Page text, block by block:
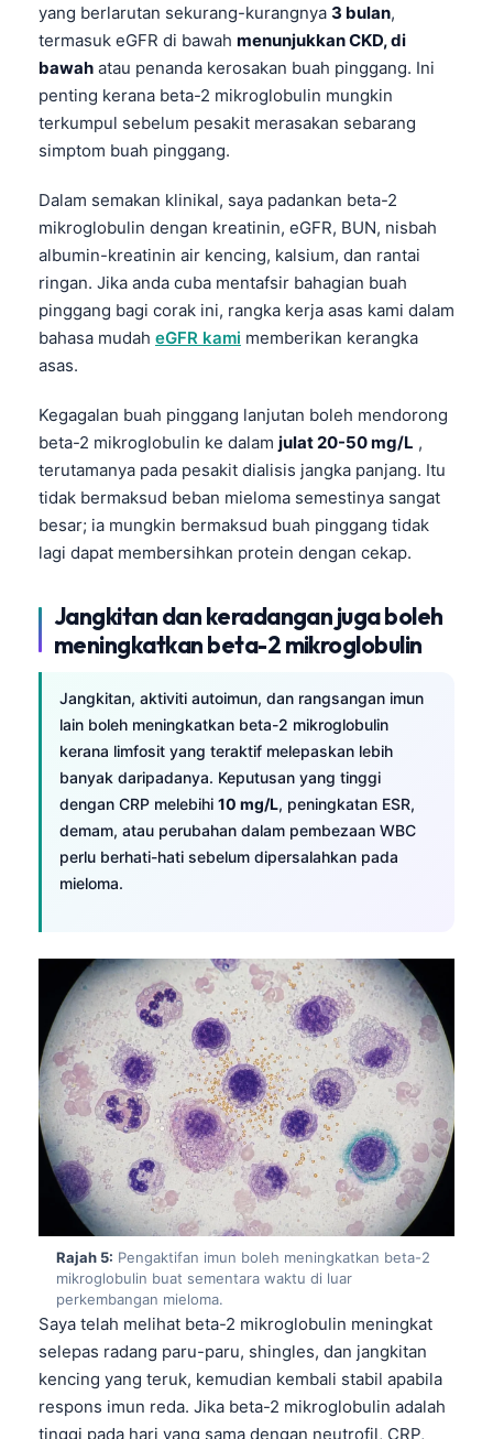
yang berlarutan sekurang-kurangnya 3 bulan,
termasuk eGFR di bawah menunjukkan CKD, di
bawah atau penanda kerosakan buah pinggang. Ini
penting kerana beta-2 mikroglobulin mungkin
terkumpul sebelum pesakit merasakan sebarang
simptom buah pinggang.
Dalam semakan klinikal, saya padankan beta-2
mikroglobulin dengan kreatinin, eGFR, BUN, nisbah
albumin-kreatinin air kencing, kalsium, dan rantai
ringan. Jika anda cuba mentafsir bahagian buah
pinggang bagi corak ini, rangka kerja asas kami dalam
bahasa mudah eGFR kami memberikan kerangka
asas.
Kegagalan buah pinggang lanjutan boleh mendorong
beta-2 mikroglobulin ke dalam julat 20-50 mg/L ,
terutamanya pada pesakit dialisis jangka panjang. Itu
tidak bermaksud beban mieloma semestinya sangat
besar; ia mungkin bermaksud buah pinggang tidak
lagi dapat membersihkan protein dengan cekap.
Jangkitan dan keradangan juga boleh
meningkatkan beta-2 mikroglobulin
Jangkitan, aktiviti autoimun, dan rangsangan imun
lain boleh meningkatkan beta-2 mikroglobulin
kerana limfosit yang teraktif melepaskan lebih
banyak daripadanya. Keputusan yang tinggi
dengan CRP melebihi 10 mg/L, peningkatan ESR,
demam, atau perubahan dalam pembezaan WBC
perlu berhati-hati sebelum dipersalahkan pada
mieloma.
Rajah 5: Pengaktifan imun boleh meningkatkan beta-2
mikroglobulin buat sementara waktu di luar
perkembangan mieloma.
Saya telah melihat beta-2 mikroglobulin meningkat
selepas radang paru-paru, shingles, dan jangkitan
kencing yang teruk, kemudian kembali stabil apabila
respons imun reda. Jika beta-2 mikroglobulin adalah
tinggi pada hari yang sama dengan neutrofil, CRP,